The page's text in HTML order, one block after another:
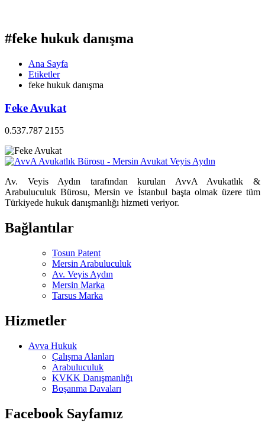
#feke hukuk danışma
Ana Sayfa
Etiketler
feke hukuk danışma
Feke Avukat
0.537.787 2155
Av. Veyis Aydın tarafından kurulan AvvA Avukatlık &
Arabuluculuk Bürosu, Mersin ve İstanbul başta olmak üzere tüm
Türkiyede hukuk danışmanlığı hizmeti veriyor.
Bağlantılar
Tosun Patent
Mersin Arabuluculuk
Av. Veyis Aydın
Mersin Marka
Tarsus Marka
Hizmetler
Avva Hukuk
Çalışma Alanları
Arabuluculuk
KVKK Danışmanlığı
Boşanma Davaları
Facebook Sayfamız